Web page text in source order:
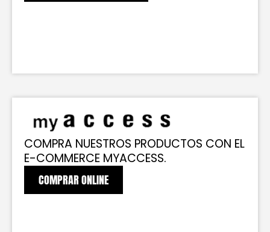
COMPRA NUESTROS PRODUCTOS CON EL
E-COMMERCE MYACCESS.
COMPRAR ONLINE